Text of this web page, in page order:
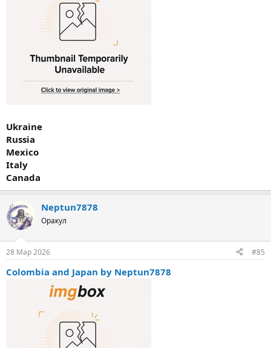
Ukraine
Russia
Mexico
Italy
Canada
Neptun7878
Оракул
28 Мар 2026 #85
Colombia and Japan by Neptun7878